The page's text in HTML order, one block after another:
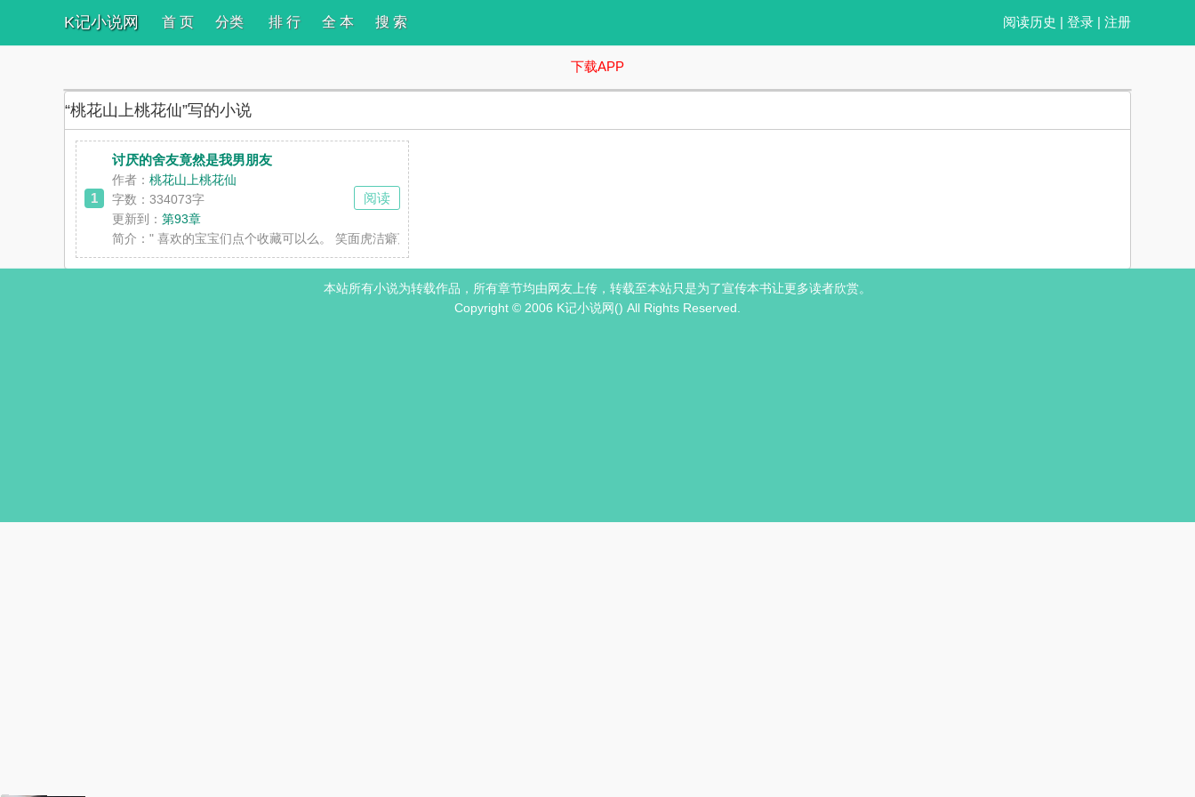
K记小说网 阅读历史 | 登录 | 注册
首 页 分类 排 行 全 本 搜 索
下载APP
“桃花山上桃花仙”写的小说
1
讨厌的舍友竟然是我男朋友
作者： 桃花山上桃花仙
字数：334073字
更新到： 第93章
简介： " 喜欢的宝宝们点个收藏可以么。 笑面虎洁癖万人迷校草男神受×表面酷哥实则恋爱脑的男菩萨攻 知名校园男神柳端和，凭借其俊美到炸裂的颜值、多财多亿的家世、温雅有礼的脾气的好脾
阅读
本站所有小说为转载作品，所有章节均由网友上传，转载至本站只是为了宣传本书让更多读者欣赏。
Copyright © 2006 K记小说网() All Rights Reserved.